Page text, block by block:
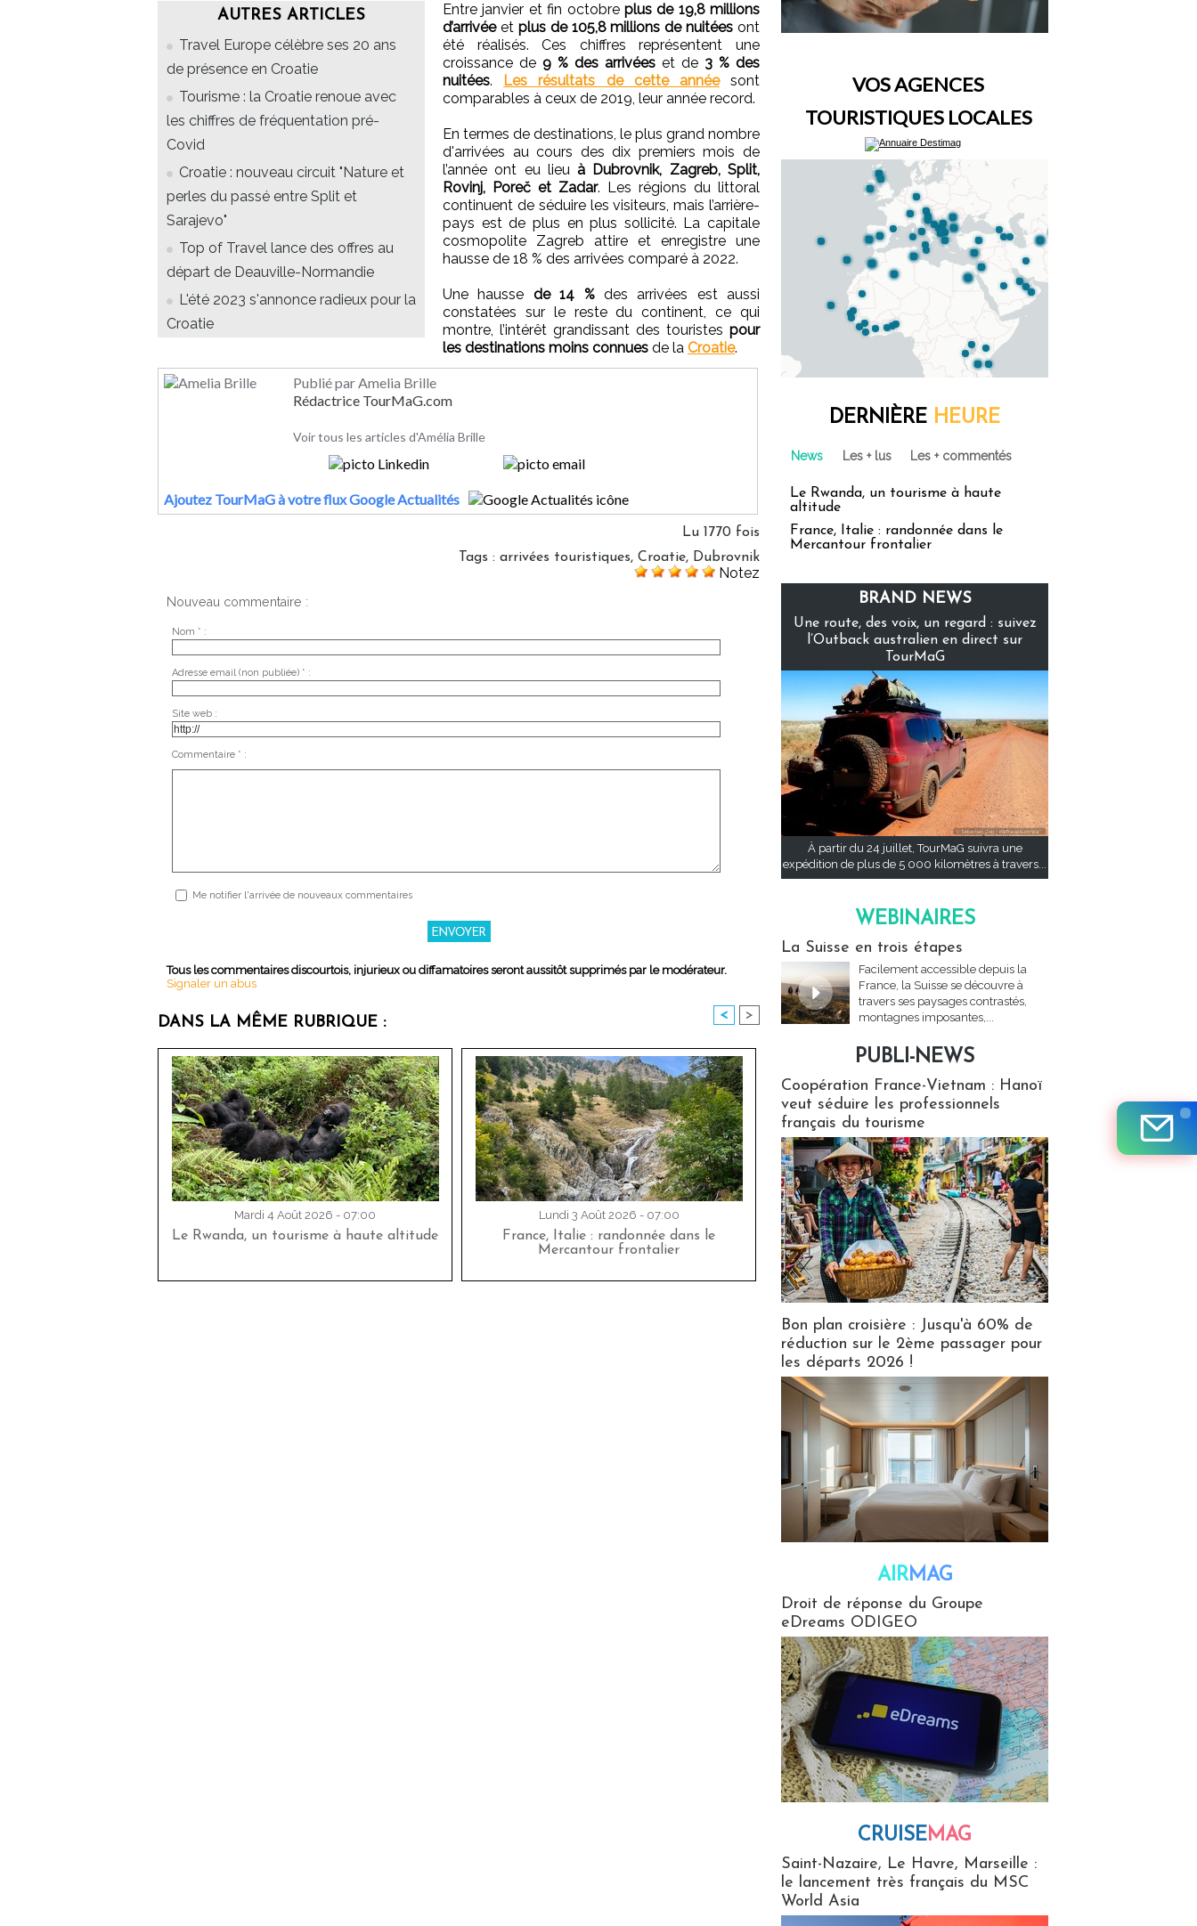
AUTRES ARTICLES
Travel Europe célèbre ses 20 ans
de présence en Croatie
Tourisme : la Croatie renoue avec
les chiffres de fréquentation pré-
Covid
Croatie : nouveau circuit "Nature et
perles du passé entre Split et
Sarajevo"
Top of Travel lance des offres au
départ de Deauville-Normandie
L'été 2023 s'annonce radieux pour la
Croatie
Entre janvier et fin octobre plus de 19,8 millions
d’arrivéeet plus de 105,8 millions de nuitées ont
été réalisés. Ces chiffres représentent une
croissance de 9 % des arrivées et de 3 % des
nuitées. Les résultats de cette annéesont
comparables à ceux de 2019, leur année record.
En termes de destinations, le plus grand nombre
d'arrivées au cours des dix premiers mois de
l’année ont eu lieuà Dubrovnik, Zagreb, Split,
Rovinj, Poreč et Zadar. Les régions du littoral
continuent de séduire les visiteurs, mais l’arrière-
pays est de plus en plus sollicité. La capitale
cosmopolite Zagreb attire et enregistre une
hausse de 18 % des arrivées comparé à 2022.
Une hausse de 14 %des arrivées est aussi
constatées sur le reste du continent, ce qui
montre, l’intérêt grandissant des touristes pour
les destinations moins connues de la Croatie.
Publié par Amelia Brille
Rédactrice TourMaG.com
Voir tous les articles d'Amélia Brille
Ajoutez TourMaG à votre flux Google Actualités
Lu 1770 fois
Tags : arrivées touristiques, Croatie, Dubrovnik
Notez
Nouveau commentaire :
Nom * :
Adresse email (non publiée) * :
Site web :
Commentaire * :
Me notifier l'arrivée de nouveaux commentaires
Tous les commentaires discourtois, injurieux ou diffamatoires seront aussitôt supprimés par le modérateur.
Signaler un abus
DANS LA MÊME RUBRIQUE : < >
Mardi 4 Août 2026 - 07:00
Le Rwanda, un tourisme à haute altitude
Lundi 3 Août 2026 - 07:00
France, Italie : randonnée dans le
Mercantour frontalier
VOS AGENCES
TOURISTIQUES LOCALES
DERNIÈRE HEURE
News Les + lus Les + commentés
Le Rwanda, un tourisme à haute
altitude
France, Italie : randonnée dans le
Mercantour frontalier
BRAND NEWS
Une route, des voix, un regard : suivez
l’Outback australien en direct sur
TourMaG
À partir du 24 juillet, TourMaG suivra une
expédition de plus de 5 000 kilomètres à travers...
WEBINAIRES
La Suisse en trois étapes
Facilement accessible depuis la
France, la Suisse se découvre à
travers ses paysages contrastés,
montagnes imposantes,...
PUBLI-NEWS
Coopération France-Vietnam : Hanoï
veut séduire les professionnels
français du tourisme
Bon plan croisière : Jusqu'à 60% de
réduction sur le 2ème passager pour
les départs 2026 !
AIRMAG
Droit de réponse du Groupe
eDreams ODIGEO
CRUISEMAG
Saint-Nazaire, Le Havre, Marseille :
le lancement très français du MSC
World Asia